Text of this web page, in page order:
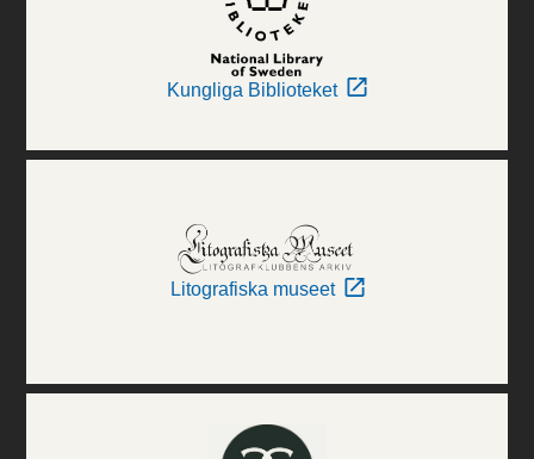
Kungliga Biblioteket
Litografiska museet